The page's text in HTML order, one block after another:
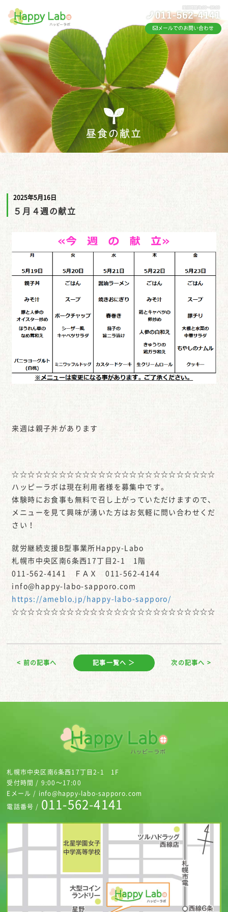
メールでのお問い合わせ
昼食の献立
2025年5月16日
５月４週の献立
来週は親子丼があります
☆☆☆☆☆☆☆☆☆☆☆☆☆☆☆☆☆☆☆☆☆☆☆☆☆☆
ハッピーラボは現在利用者様を募集中です。
体験時にお食事も無料で召し上がっていただけますので、
メニューを見て興味が湧いた方はお気軽に問い合わせくだ
さい！
就労継続支援B型事業所Happy-Labo
札幌市中央区南6条西17丁目2-1 1階
011-562-4141 ＦＡＸ 011-562-4144
info@happy-labo-sapporo.com
https://ameblo.jp/happy-labo-sapporo/
☆☆☆☆☆☆☆☆☆☆☆☆☆☆☆☆☆☆☆☆☆☆☆☆☆☆
< 前の記事へ 記事一覧へ ＞ 次の記事へ >
札幌市中央区南6条西17丁目2-1 1F
受付時間 / 9:00～17:00
Eメール / info@happy-labo-sapporo.com
電話番号 / 011-562-4141